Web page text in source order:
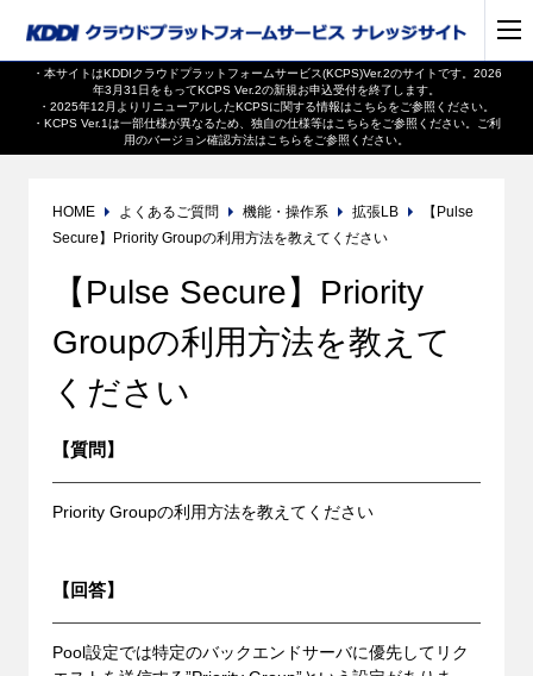
・本サイトはKDDIクラウドプラットフォームサービス(KCPS)Ver.2のサイトです。2026
年3月31日をもってKCPS Ver.2の新規お申込受付を終了します。
・2025年12月よりリニューアルしたKCPSに関する情報は こちらをご参照ください。
・KCPS Ver.1は一部仕様が異なるため、独自の仕様等は こちらをご参照ください。ご利
用のバージョン確認方法は こちらをご参照ください。
HOME よくあるご質問 機能・操作系 拡張LB
【Pulse
Secure】Priority Groupの利用方法を教えてください
【Pulse Secure】Priority
Groupの利用方法を教えて
ください
【質問】
Priority Groupの利用方法を教えてください
【回答】
Pool設定では特定のバックエンドサーバに優先してリク